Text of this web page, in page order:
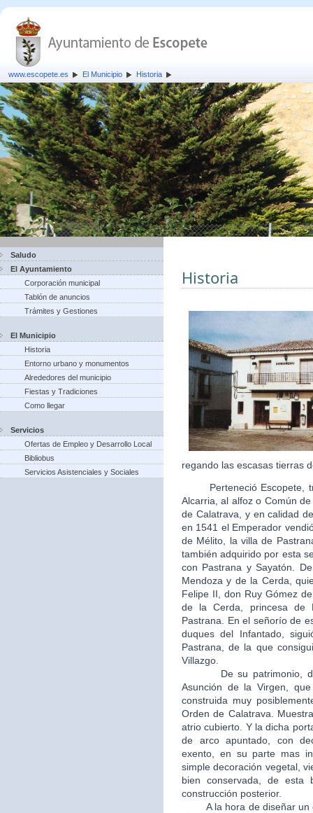
www.escopete.es El Municipio Historia
Saludo
El Ayuntamiento
Corporación municipal
Tablón de anuncios
Trámites y Gestiones
El Municipio
Historia
Entorno urbano y monumentos
Alrededores del municipio
Fiestas y Tradiciones
Como llegar
Servicios
Ofertas de Empleo y Desarrollo Local
Bibliobus
Servicios Asistenciales y Sociales
Historia
regando las escasas tierras
Perteneció Escopete,
Alcarria, al alfoz o Común
de Calatrava, y en calidad
en 1541 el Emperador
de Mélito, la villa de
también adquirido por esta
con Pastrana y Sayatón.
Mendoza y de la Cerda,
Felipe II, don Ruy Gómez
de la Cerda, princesa de
Pastrana. En el señorío de
duques del Infantado,
Pastrana, de la que
Villazgo.
De su patrimonio,
Asunción de la Virgen,
construida muy
Orden de Calatrava.
atrio cubierto. Y la dicha
de arco apuntado, con
exento, en su parte mas
simple decoración vegetal,
bien conservada, de
construcción posterior.
A la hora de diseñar un